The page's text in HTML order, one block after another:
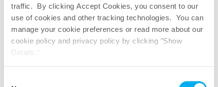
traffic. By clicking Accept Cookies, you consent to our
use of cookies and other tracking technologies. You can
manage your cookie preferences or read more about our
cookie policy and privacy policy by clicking "Show
Details."